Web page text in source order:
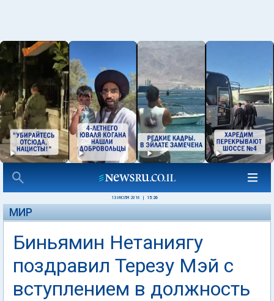
13 ИЮЛЯ 2016 15:26
МИР
Биньямин Нетаниягу
поздравил Терезу Мэй с
вступлением в должность